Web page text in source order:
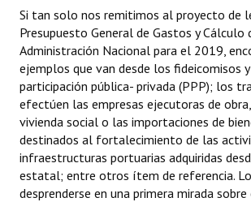
Si tan solo nos remitimos al proyecto de
Presupuesto General de Gastos y Cálculo
Administración Nacional para el 2019,
ejemplos que van desde los fideicomisos
participación pública- privada (PPP); los
efectúen las empresas ejecutoras de
vivienda social o las importaciones de
destinados al fortalecimiento de las
infraestructuras portuarias adquiridas
estatal; entre otros ítem de referencia.
desprenderse en una primera mirada